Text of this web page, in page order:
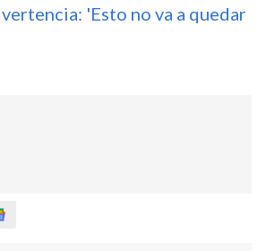
'Esto no va a quedar